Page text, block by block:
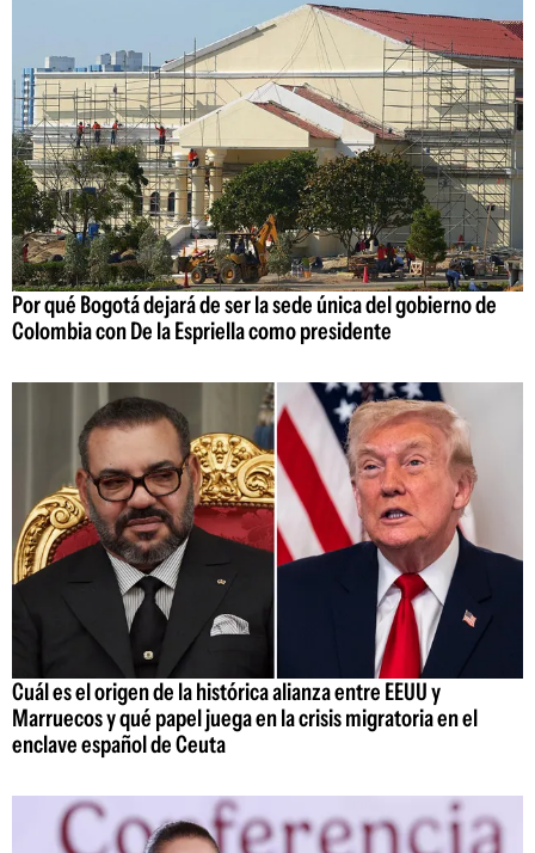
Por qué Bogotá dejará de ser la sede única del gobierno de
Colombia con De la Espriella como presidente
Cuál es el origen de la histórica alianza entre EEUU y
Marruecos y qué papel juega en la crisis migratoria en el
enclave español de Ceuta